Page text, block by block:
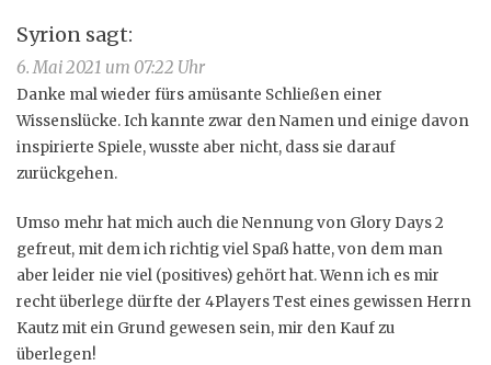
Syrion sagt:
6. Mai 2021 um 07:22 Uhr
Danke mal wieder fürs amüsante Schließen einer
Wissenslücke. Ich kannte zwar den Namen und einige davon
inspirierte Spiele, wusste aber nicht, dass sie darauf
zurückgehen.
Umso mehr hat mich auch die Nennung von Glory Days 2
gefreut, mit dem ich richtig viel Spaß hatte, von dem man
aber leider nie viel (positives) gehört hat. Wenn ich es mir
recht überlege dürfte der 4Players Test eines gewissen Herrn
Kautz mit ein Grund gewesen sein, mir den Kauf zu
überlegen!